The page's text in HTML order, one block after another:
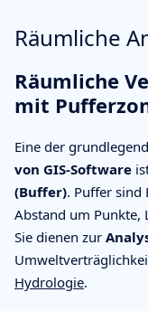
Räumliche
Räumliche
mit
Eine der
von GIS-Software
(Buffer). Puffer sind
Abstand um Punkte,
Sie dienen zur
Hydrologie.